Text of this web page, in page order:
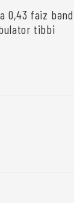
0,43 faiz
tibbi